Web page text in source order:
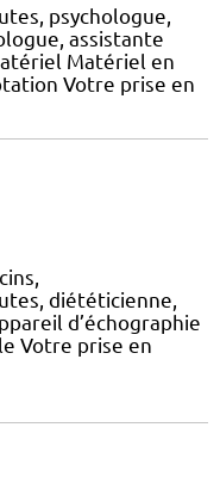
psychologue,
assistante
Matériel en
Votre prise en
diététicienne,
d’échographie
Votre prise en